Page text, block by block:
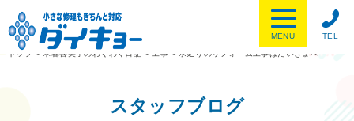
TEL
MENU
トップ
> 木暮喜美子のわくわく日記 > 工事 > 水廻りのリフォーム工事はだいきょへ
スタッフブログ